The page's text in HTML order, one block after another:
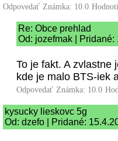
Odpovedať Známka: 10.0
Re: Obce prehlad
Od: jozefmak | Pridané:
To je fakt. A zvlastne
kde je malo BTS-iek
Odpovedať Známka: 10.0
kysucky lieskovc 5g
Od: dzefo | Pridané: